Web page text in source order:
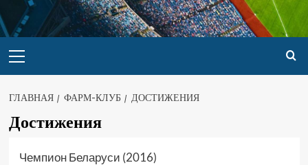
ГЛАВНАЯ ФАРМ-КЛУБ ДОСТИЖЕНИЯ
Достижения
Чемпион Беларуси (2016)